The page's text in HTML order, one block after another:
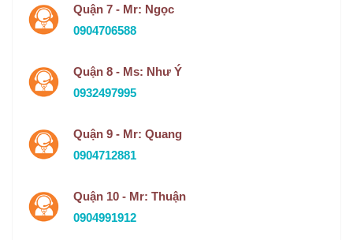
Quận 7 - Mr: Ngọc
0904706588
Quận 8 - Ms: Như Ý
0932497995
Quận 9 - Mr: Quang
0904712881
Quận 10 - Mr: Thuận
0904991912